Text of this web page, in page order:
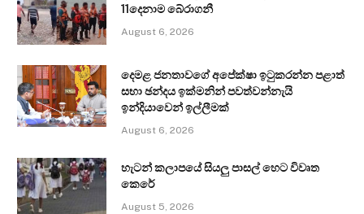
11දෙනාම බේරාගනී
August 6, 2026
දෙමළ ජනතාවගේ අපේක්ෂා ඉටුකරන්න පළාත්
සභා ඡන්දය ඉක්මනින් පවත්වන්නැයි
ඉන්දියාවෙන් ඉල්ලීමක්
August 6, 2026
හැටන් කලාපයේ සියලු පාසල් හෙට විවෘත
කෙරේ
August 5, 2026